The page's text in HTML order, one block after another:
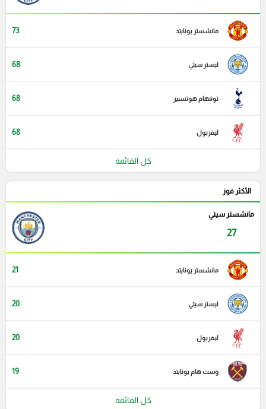
مانشستر يونايتد 73
ليستر سيتي 68
توتنهام هوتسبير 68
ليفربول 68
كل القائمة
الأكثر فوز
مانشستر سيتي
27
مانشستر يونايتد 21
ليستر سيتي 20
ليفربول 20
وست هام يونايتد 19
كل القائمة